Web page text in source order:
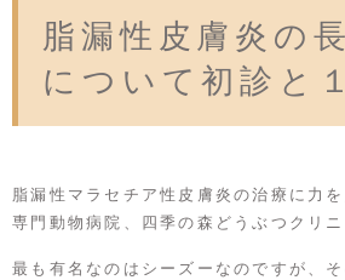
脂漏性皮膚炎の
について初診と
脂漏性マラセチア性皮膚炎の治療に力
専門動物病院、四季の森どうぶつクリニ
最も有名なのはシーズーなのですが、